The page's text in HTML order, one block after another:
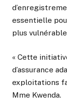
essentielle
plus
« Cette
d’assurance
exploitations
Mme Kwenda.